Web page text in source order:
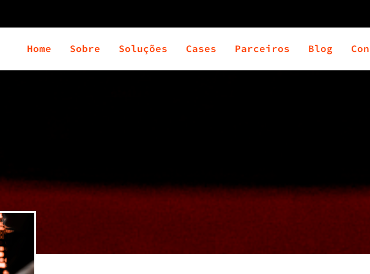
Home Sobre Soluções Cases Parceiros Blog